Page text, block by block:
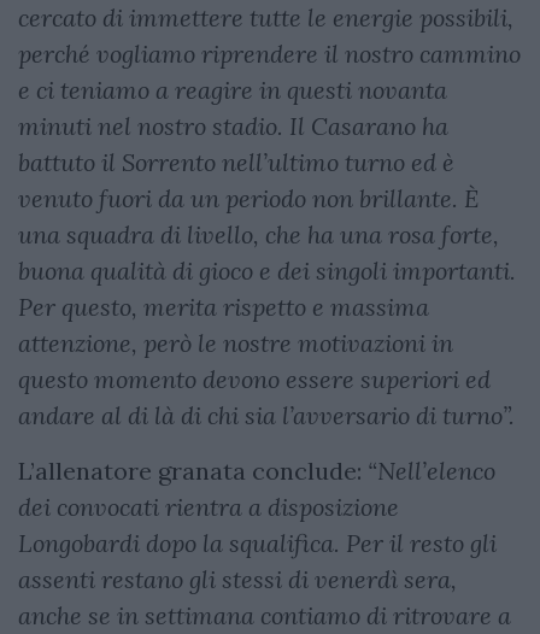
cercato di immettere tutte le energie possibili,
perché vogliamo riprendere il nostro cammino
e ci teniamo a reagire in questi novanta
minuti nel nostro stadio. Il Casarano ha
battuto il Sorrento nell’ultimo turno ed è
venuto fuori da un periodo non brillante. È
una squadra di livello, che ha una rosa forte,
buona qualità di gioco e dei singoli importanti.
Per questo, merita rispetto e massima
attenzione, però le nostre motivazioni in
questo momento devono essere superiori ed
andare al di là di chi sia l’avversario di turno”.
L’allenatore granata conclude: “Nell’elenco
dei convocati rientra a disposizione
Longobardi dopo la squalifica. Per il resto gli
assenti restano gli stessi di venerdì sera,
anche se in settimana contiamo di ritrovare a